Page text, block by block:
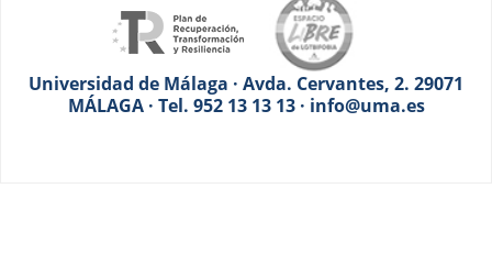
Universidad de Málaga · Avda. Cervantes, 2. 29071
MÁLAGA · Tel. 952 13 13 13 · info@uma.es